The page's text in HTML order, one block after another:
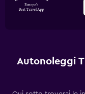
Autonoleggi